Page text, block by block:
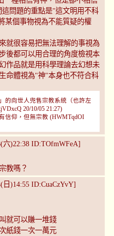
問題的重點是"這文明用不科
某個事物視為不能質疑的權
就很容易把無法理解的事視為
後都可以用合理的角度檢視本
作品就是用科學理論去幻想未
命體視為"神"本身也不符合科
的向世人兜售宗教系統（也許左
20/10/05 21:27)
信仰，但無宗教 (HWMTqdOI
六)22:38 ID:TOfmWFeA]
教嗎？
)14:55 ID:CuaCzYvY]
就可以賺一堆錢
紙錢一次一萬元